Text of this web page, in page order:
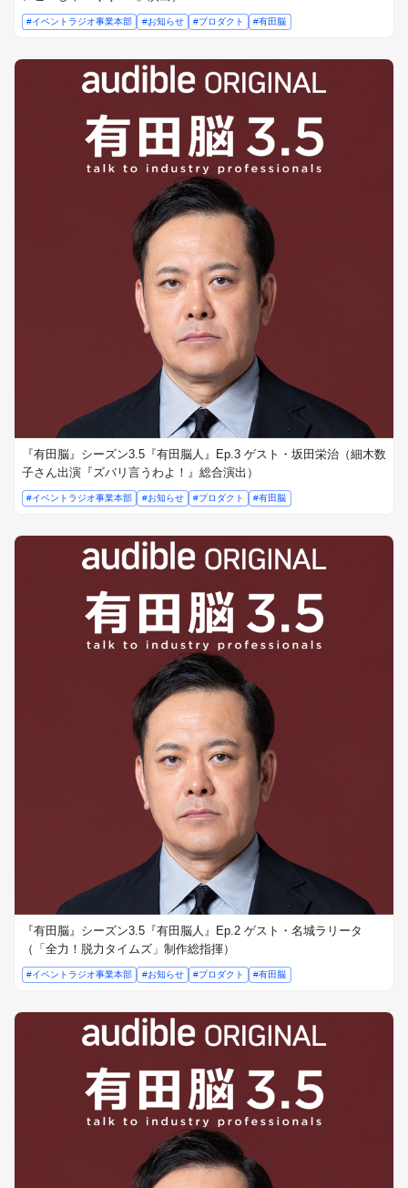
#イベントラジオ事業本部 #お知らせ #プロダクト #有田脳
『有田脳』シーズン3.5『有田脳人』Ep.3 ゲスト・坂田栄治（細木数
子さん出演『ズバリ言うわよ！』総合演出）
#イベントラジオ事業本部 #お知らせ #プロダクト #有田脳
『有田脳』シーズン3.5『有田脳人』Ep.2 ゲスト・名城ラリータ
（「全力！脱力タイムズ」制作総指揮）
#イベントラジオ事業本部 #お知らせ #プロダクト #有田脳